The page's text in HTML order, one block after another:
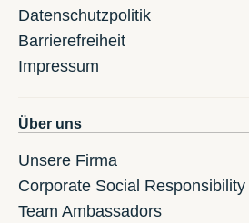
Datenschutzpolitik
Barrierefreiheit
Impressum
Über uns
Unsere Firma
Corporate Social Responsibility
Team Ambassadors